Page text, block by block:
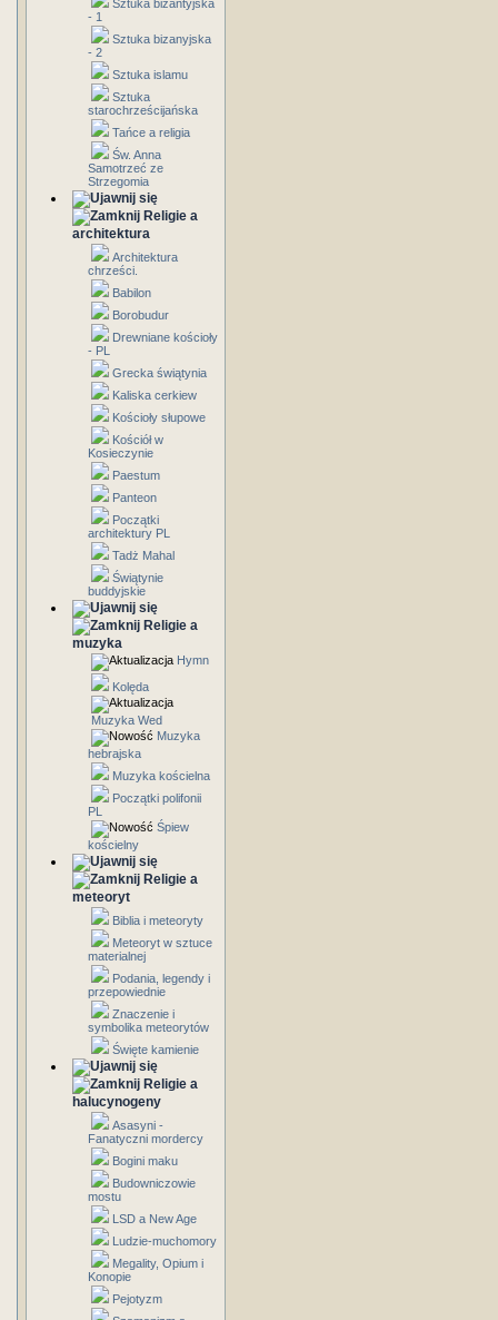
Sztuka bizantyjska
- 1
Sztuka bizanyjska
- 2
Sztuka islamu
Sztuka
starochrześcijańska
Tańce a religia
Św. Anna
Samotrzeć ze
Strzegomia
Religie a
architektura
Architektura
chrześci.
Babilon
Borobudur
Drewniane kościoły
- PL
Grecka świątynia
Kaliska cerkiew
Kościoły słupowe
Kościół w
Kosieczynie
Paestum
Panteon
Początki
architektury PL
Tadż Mahal
Świątynie
buddyjskie
Religie a
muzyka
Hymn
Kolęda
Muzyka Wed
Muzyka
hebrajska
Muzyka kościelna
Początki polifonii
PL
Śpiew
kościelny
Religie a
meteoryt
Biblia i meteoryty
Meteoryt w sztuce
materialnej
Podania, legendy i
przepowiednie
Znaczenie i
symbolika meteorytów
Święte kamienie
Religie a
halucynogeny
Asasyni -
Fanatyczni mordercy
Bogini maku
Budowniczowie
mostu
LSD a New Age
Ludzie-muchomory
Megality, Opium i
Konopie
Pejotyzm